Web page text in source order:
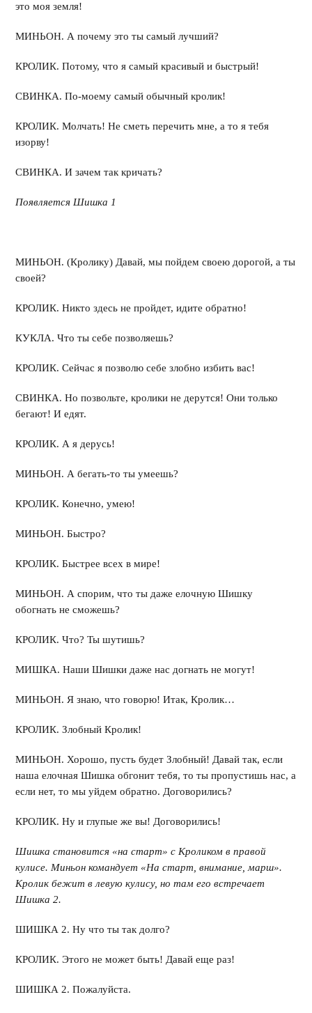
это моя земля!
МИНЬОН. А почему это ты самый лучший?
КРОЛИК. Потому, что я самый красивый и быстрый!
СВИНКА. По-моему самый обычный кролик!
КРОЛИК. Молчать! Не сметь перечить мне, а то я тебя
изорву!
СВИНКА. И зачем так кричать?
Появляется Шишка 1
МИНЬОН. (Кролику) Давай, мы пойдем своею дорогой, а ты
своей?
КРОЛИК. Никто здесь не пройдет, идите обратно!
КУКЛА. Что ты себе позволяешь?
КРОЛИК. Сейчас я позволю себе злобно избить вас!
СВИНКА. Но позвольте, кролики не дерутся! Они только
бегают! И едят.
КРОЛИК. А я дерусь!
МИНЬОН. А бегать-то ты умеешь?
КРОЛИК. Конечно, умею!
МИНЬОН. Быстро?
КРОЛИК. Быстрее всех в мире!
МИНЬОН. А спорим, что ты даже елочную Шишку
обогнать не сможешь?
КРОЛИК. Что? Ты шутишь?
МИШКА. Наши Шишки даже нас догнать не могут!
МИНЬОН. Я знаю, что говорю! Итак, Кролик…
КРОЛИК. Злобный Кролик!
МИНЬОН. Хорошо, пусть будет Злобный! Давай так, если
наша елочная Шишка обгонит тебя, то ты пропустишь нас, а
если нет, то мы уйдем обратно. Договорились?
КРОЛИК. Ну и глупые же вы! Договорились!
Шишка становится «на старт» с Кроликом в правой
кулисе. Миньон командует «На старт, внимание, марш».
Кролик бежит в левую кулису, но там его встречает
Шишка 2.
ШИШКА 2. Ну что ты так долго?
КРОЛИК. Этого не может быть! Давай еще раз!
ШИШКА 2. Пожалуйста.